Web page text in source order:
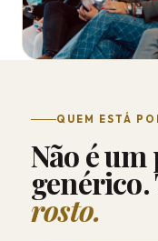
QUEM ESTÁ
Não é
genérico.
rosto.